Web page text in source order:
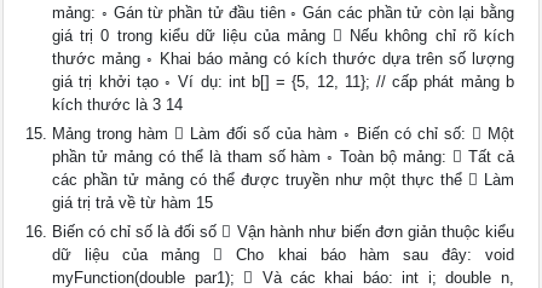
mảng: ◦ Gán từ phần tử đầu tiên ◦ Gán các phần tử còn lại bằng
giá trị 0 trong kiểu dữ liệu của mảng  Nếu không chỉ rõ kích
thước mảng ◦ Khai báo mảng có kích thước dựa trên số lượng
giá trị khởi tạo ◦ Ví dụ: int b[] = {5, 12, 11}; // cấp phát mảng b
kích thước là 3 14
Mảng trong hàm  Làm đối số của hàm ◦ Biến có chỉ số:  Một
phần tử mảng có thể là tham số hàm ◦ Toàn bộ mảng:  Tất cả
các phần tử mảng có thể được truyền như một thực thể  Làm
giá trị trả về từ hàm 15
Biến có chỉ số là đối số  Vận hành như biến đơn giản thuộc kiểu
dữ liệu của mảng  Cho khai báo hàm sau đây: void
myFunction(double par1);  Và các khai báo: int i; double n,